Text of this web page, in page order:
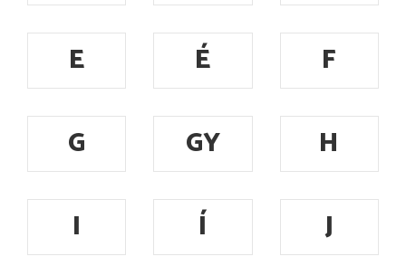
E
É
F
G
GY
H
I
Í
J